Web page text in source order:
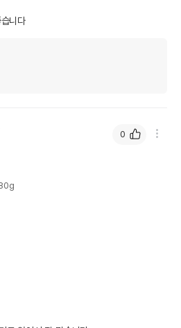
보는 브랜드사 사정에 의해 일부 변경될 수 있습니다.
오 참치&치킨 캔 80g
니다
0